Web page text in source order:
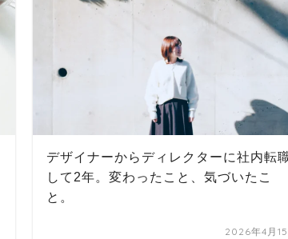
デザイナーからディレクターに社内転
して2年。変わったこと、気づいたこ
と。
2026年4月15